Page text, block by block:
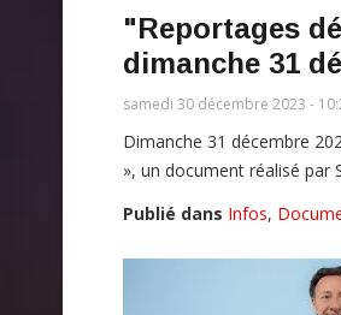
"Reportages
dimanche 31
samedi 30 décembre 2023 -
Dimanche 31 décembre
», un document réalisé par
Publié dans Infos,